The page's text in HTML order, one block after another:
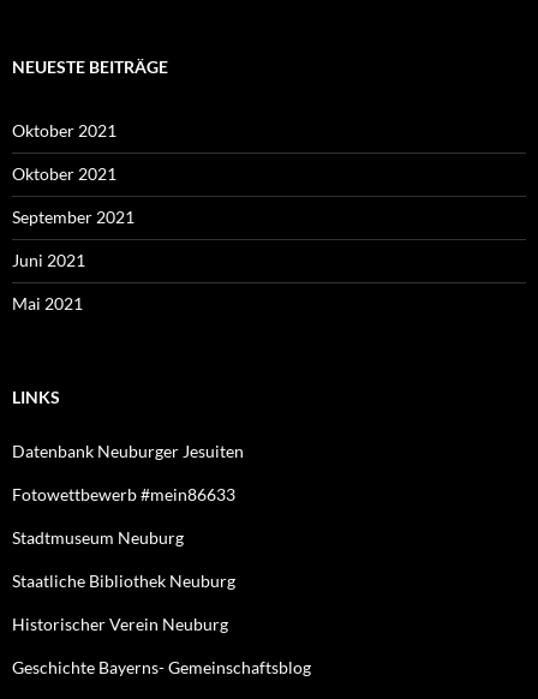
NEUESTE BEITRÄGE
Oktober 2021
Oktober 2021
September 2021
Juni 2021
Mai 2021
LINKS
Datenbank Neuburger Jesuiten
Fotowettbewerb #mein86633
Stadtmuseum Neuburg
Staatliche Bibliothek Neuburg
Historischer Verein Neuburg
Geschichte Bayerns- Gemeinschaftsblog